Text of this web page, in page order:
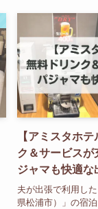
【アミスタホ
ク＆サービスが
ジャマも快適な
夫が出張で利用し
県松浦市）」の宿